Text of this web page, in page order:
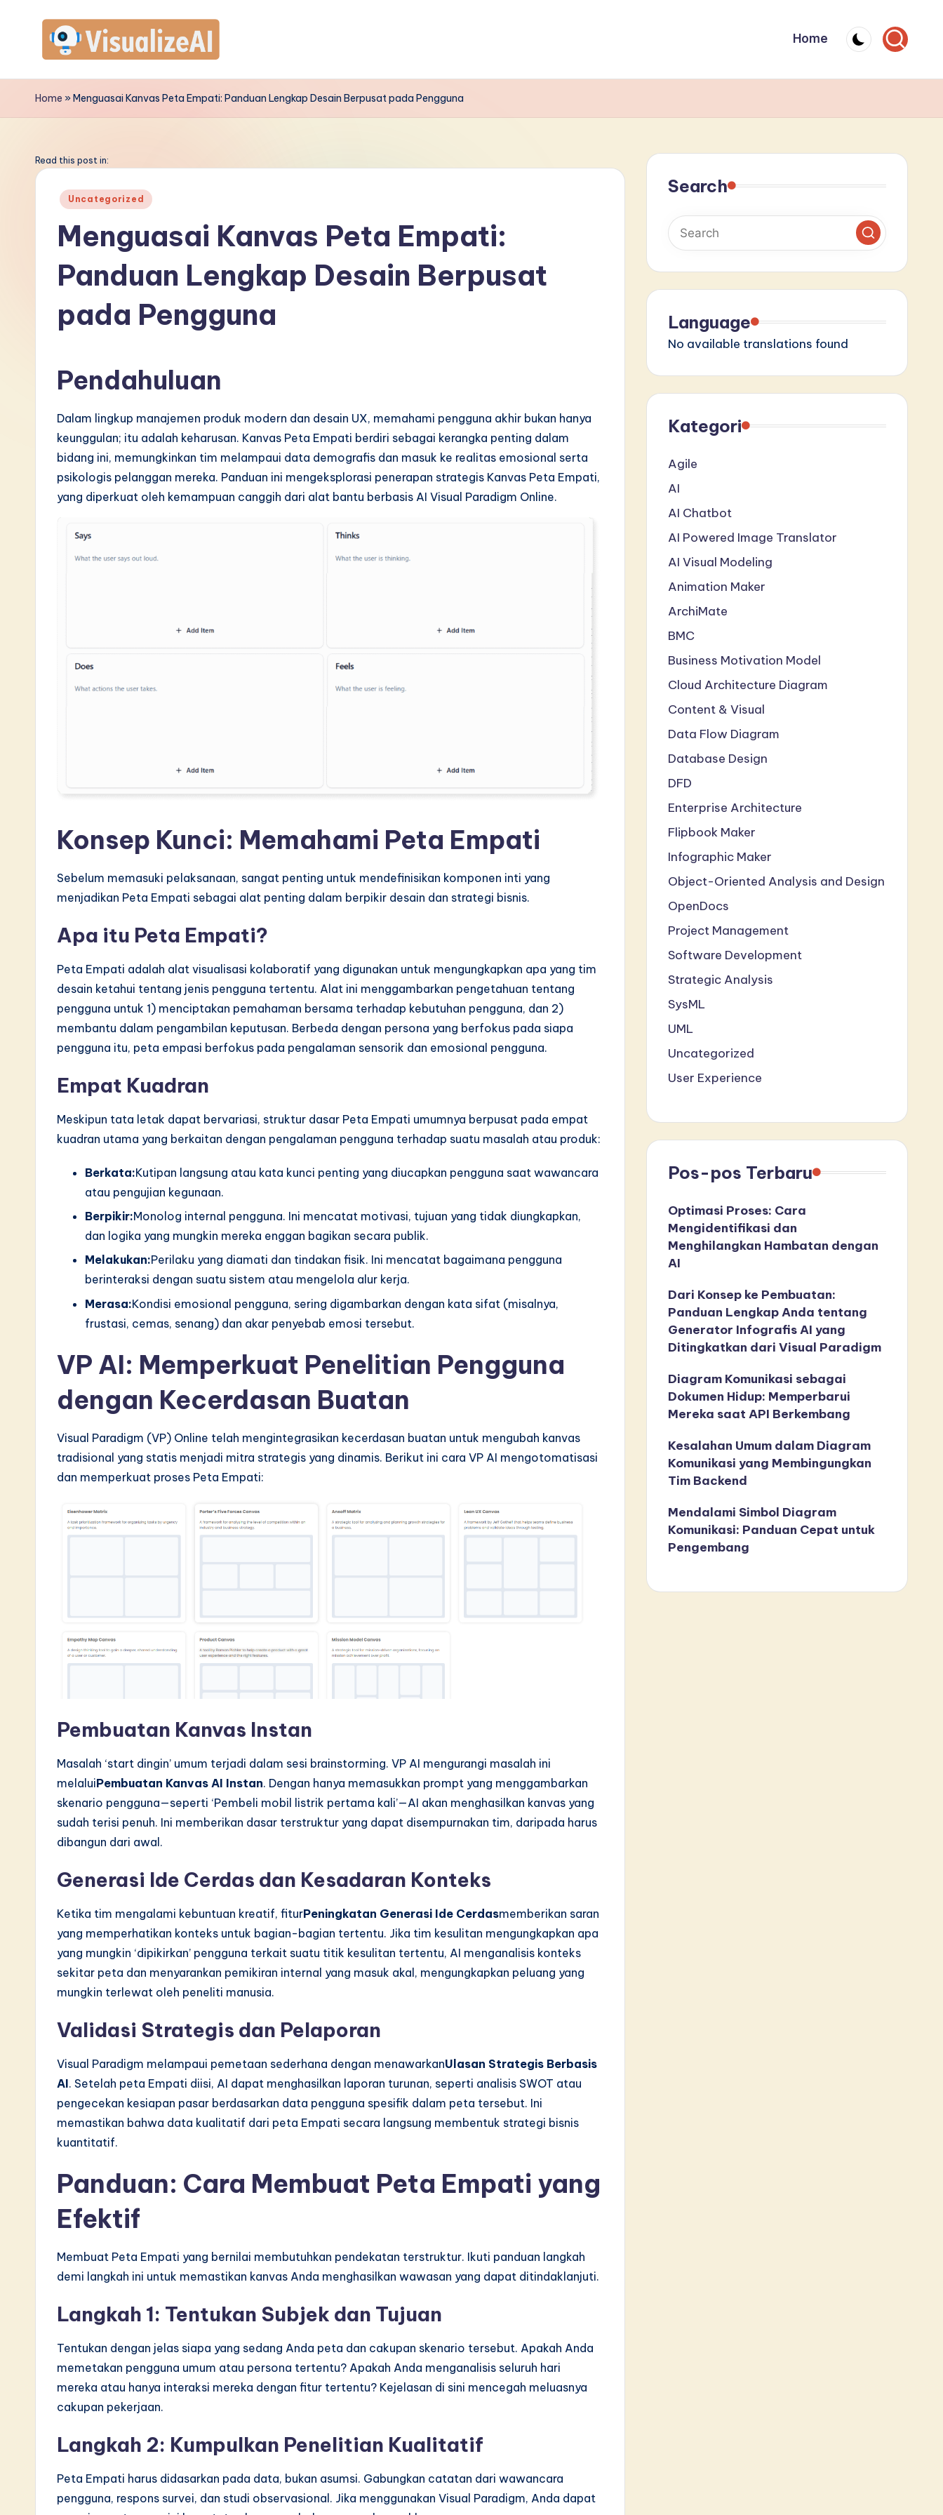
contentV
is
a
A
ft
w
Home
Home »Menguasai Kanvas Peta Empati: Panduan Lengkap Desain Berpusat pada Pengguna
Read this post in:
Posted
Uncategorized
Menguasai Kanvas Peta Empati:
Panduan Lengkap Desain Berpusat
pada Pengguna
Pendahuluan
Dalam lingkup manajemen produk modern dan desain UX, memahami pengguna akhir bukan hanya
keunggulan; itu adalah keharusan. Kanvas Peta Empati berdiri sebagai kerangka penting dalam
bidang ini, memungkinkan tim melampaui data demografis dan masuk ke realitas emosional serta
psikologis pelanggan mereka. Panduan ini mengeksplorasi penerapan strategis Kanvas Peta Empati,
yang diperkuat oleh kemampuan canggih dari alat bantu berbasis AI Visual Paradigm Online.
Konsep Kunci: Memahami Peta Empati
Sebelum memasuki pelaksanaan, sangat penting untuk mendefinisikan komponen inti yang
menjadikan Peta Empati sebagai alat penting dalam berpikir desain dan strategi bisnis.
Apa itu Peta Empati?
Peta Empati adalah alat visualisasi kolaboratif yang digunakan untuk mengungkapkan apa yang tim
desain ketahui tentang jenis pengguna tertentu. Alat ini menggambarkan pengetahuan tentang
pengguna untuk 1) menciptakan pemahaman bersama terhadap kebutuhan pengguna, dan 2)
membantu dalam pengambilan keputusan. Berbeda dengan persona yang berfokus pada siapa
pengguna itu, peta empasi berfokus pada pengalaman sensorik dan emosional pengguna.
Empat Kuadran
Meskipun tata letak dapat bervariasi, struktur dasar Peta Empati umumnya berpusat pada empat
kuadran utama yang berkaitan dengan pengalaman pengguna terhadap suatu masalah atau produk:
Berkata:Kutipan langsung atau kata kunci penting yang diucapkan pengguna saat wawancara
atau pengujian kegunaan.
Berpikir:Monolog internal pengguna. Ini mencatat motivasi, tujuan yang tidak diungkapkan,
dan logika yang mungkin mereka enggan bagikan secara publik.
Melakukan:Perilaku yang diamati dan tindakan fisik. Ini mencatat bagaimana pengguna
berinteraksi dengan suatu sistem atau mengelola alur kerja.
Merasa:Kondisi emosional pengguna, sering digambarkan dengan kata sifat (misalnya,
frustasi, cemas, senang) dan akar penyebab emosi tersebut.
VP AI: Memperkuat Penelitian Pengguna
dengan Kecerdasan Buatan
Visual Paradigm (VP) Online telah mengintegrasikan kecerdasan buatan untuk mengubah kanvas
tradisional yang statis menjadi mitra strategis yang dinamis. Berikut ini cara VP AI mengotomatisasi
dan memperkuat proses Peta Empati:
Pembuatan Kanvas Instan
Masalah ‘start dingin’ umum terjadi dalam sesi brainstorming. VP AI mengurangi masalah ini
melaluiPembuatan Kanvas AI Instan. Dengan hanya memasukkan prompt yang menggambarkan
skenario pengguna—seperti ‘Pembeli mobil listrik pertama kali’—AI akan menghasilkan kanvas yang
sudah terisi penuh. Ini memberikan dasar terstruktur yang dapat disempurnakan tim, daripada harus
dibangun dari awal.
Generasi Ide Cerdas dan Kesadaran Konteks
Ketika tim mengalami kebuntuan kreatif, fiturPeningkatan Generasi Ide Cerdasmemberikan saran
yang memperhatikan konteks untuk bagian-bagian tertentu. Jika tim kesulitan mengungkapkan apa
yang mungkin ‘dipikirkan’ pengguna terkait suatu titik kesulitan tertentu, AI menganalisis konteks
sekitar peta dan menyarankan pemikiran internal yang masuk akal, mengungkapkan peluang yang
mungkin terlewat oleh peneliti manusia.
Validasi Strategis dan Pelaporan
Visual Paradigm melampaui pemetaan sederhana dengan menawarkanUlasan Strategis Berbasis
AI. Setelah peta Empati diisi, AI dapat menghasilkan laporan turunan, seperti analisis SWOT atau
pengecekan kesiapan pasar berdasarkan data pengguna spesifik dalam peta tersebut. Ini
memastikan bahwa data kualitatif dari peta Empati secara langsung membentuk strategi bisnis
kuantitatif.
Panduan: Cara Membuat Peta Empati yang
Efektif
Membuat Peta Empati yang bernilai membutuhkan pendekatan terstruktur. Ikuti panduan langkah
demi langkah ini untuk memastikan kanvas Anda menghasilkan wawasan yang dapat ditindaklanjuti.
Langkah 1: Tentukan Subjek dan Tujuan
Tentukan dengan jelas siapa yang sedang Anda peta dan cakupan skenario tersebut. Apakah Anda
memetakan pengguna umum atau persona tertentu? Apakah Anda menganalisis seluruh hari
mereka atau hanya interaksi mereka dengan fitur tertentu? Kejelasan di sini mencegah meluasnya
cakupan pekerjaan.
Langkah 2: Kumpulkan Penelitian Kualitatif
Peta Empati harus didasarkan pada data, bukan asumsi. Gabungkan catatan dari wawancara
pengguna, respons survei, dan studi observasional. Jika menggunakan Visual Paradigm, Anda dapat
Search
Language
No available translations found
Kategori
Agile
AI
AI Chatbot
AI Powered Image Translator
AI Visual Modeling
Animation Maker
ArchiMate
BMC
Business Motivation Model
Cloud Architecture Diagram
Content & Visual
Data Flow Diagram
Database Design
DFD
Enterprise Architecture
Flipbook Maker
Infographic Maker
Object-Oriented Analysis and Design
OpenDocs
Project Management
Software Development
Strategic Analysis
SysML
UML
Uncategorized
User Experience
Pos-pos Terbaru
Optimasi Proses: Cara
Mengidentifikasi dan
Menghilangkan Hambatan dengan
AI
Dari Konsep ke Pembuatan:
Panduan Lengkap Anda tentang
Generator Infografis AI yang
Ditingkatkan dari Visual Paradigm
Diagram Komunikasi sebagai
Dokumen Hidup: Memperbarui
Mereka saat API Berkembang
Kesalahan Umum dalam Diagram
Komunikasi yang Membingungkan
Tim Backend
Mendalami Simbol Diagram
Komunikasi: Panduan Cepat untuk
Pengembang